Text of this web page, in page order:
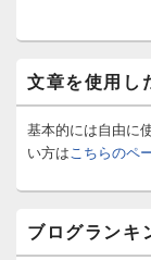
文章を使用し
基本的には自由に
い方はこちらのペ
ブログランキ